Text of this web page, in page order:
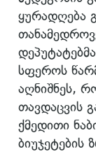
ყურადღება
სფეროს
აღნიშნეს,
თავდაცვის
ქმედითი